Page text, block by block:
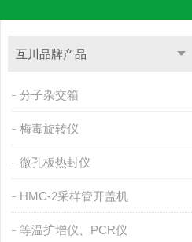
互川品牌产品
分子杂交箱
梅毒旋转仪
微孔板热封仪
HMC-2采样管开盖机
等温扩增仪、PCR仪